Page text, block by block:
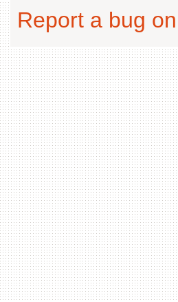
Report a bug